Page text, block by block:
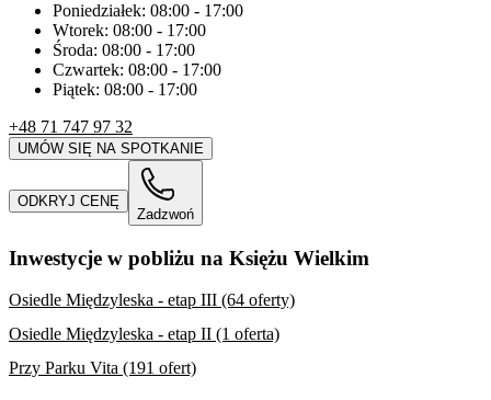
Poniedziałek: 08:00 - 17:00
Wtorek: 08:00 - 17:00
Środa: 08:00 - 17:00
Czwartek: 08:00 - 17:00
Piątek: 08:00 - 17:00
+48 71 747 97 32
UMÓW SIĘ NA SPOTKANIE
ODKRYJ CENĘ
Zadzwoń
Inwestycje w pobliżu na Księżu Wielkim
Osiedle Międzyleska - etap III (64 oferty)
Osiedle Międzyleska - etap II (1 oferta)
Przy Parku Vita (191 ofert)